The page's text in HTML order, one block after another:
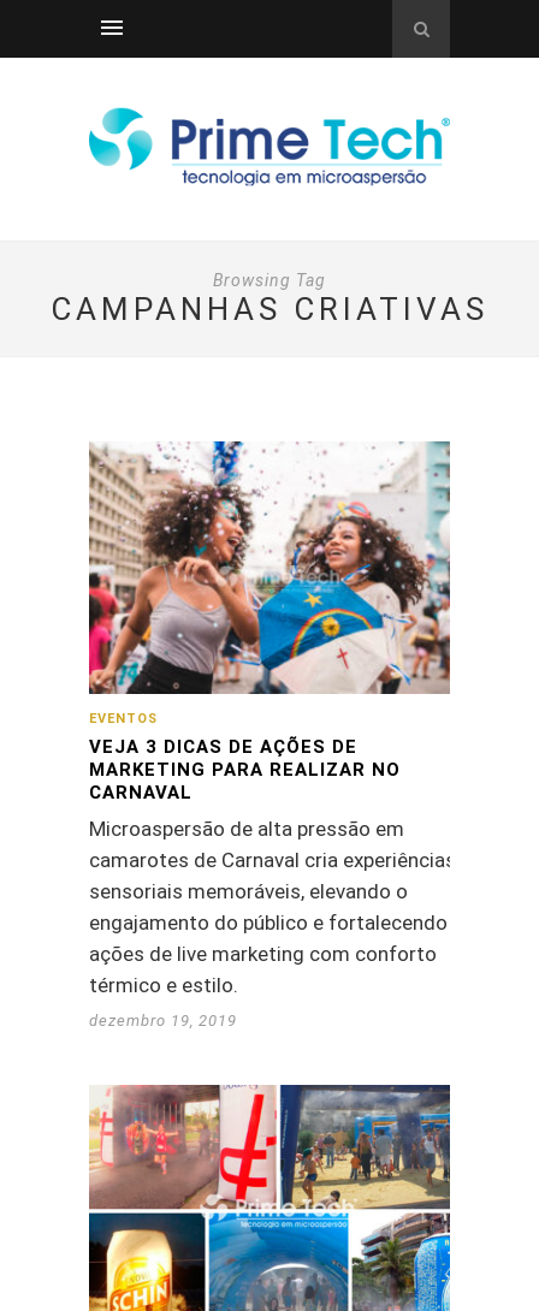
Browsing Tag
CAMPANHAS CRIATIVAS
EVENTOS
VEJA 3 DICAS DE AÇÕES DE
MARKETING PARA REALIZAR NO
CARNAVAL
Microaspersão de alta pressão em
camarotes de Carnaval cria experiências
sensoriais memoráveis, elevando o
engajamento do público e fortalecendo
ações de live marketing com conforto
térmico e estilo.
dezembro 19, 2019